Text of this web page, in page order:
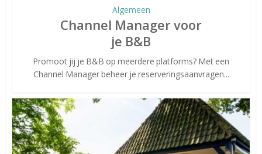
Algemeen
Channel Manager voor
je B&B
Promoot jij je B&B op meerdere platforms? Met een
Channel Manager beheer je reserveringsaanvragen...